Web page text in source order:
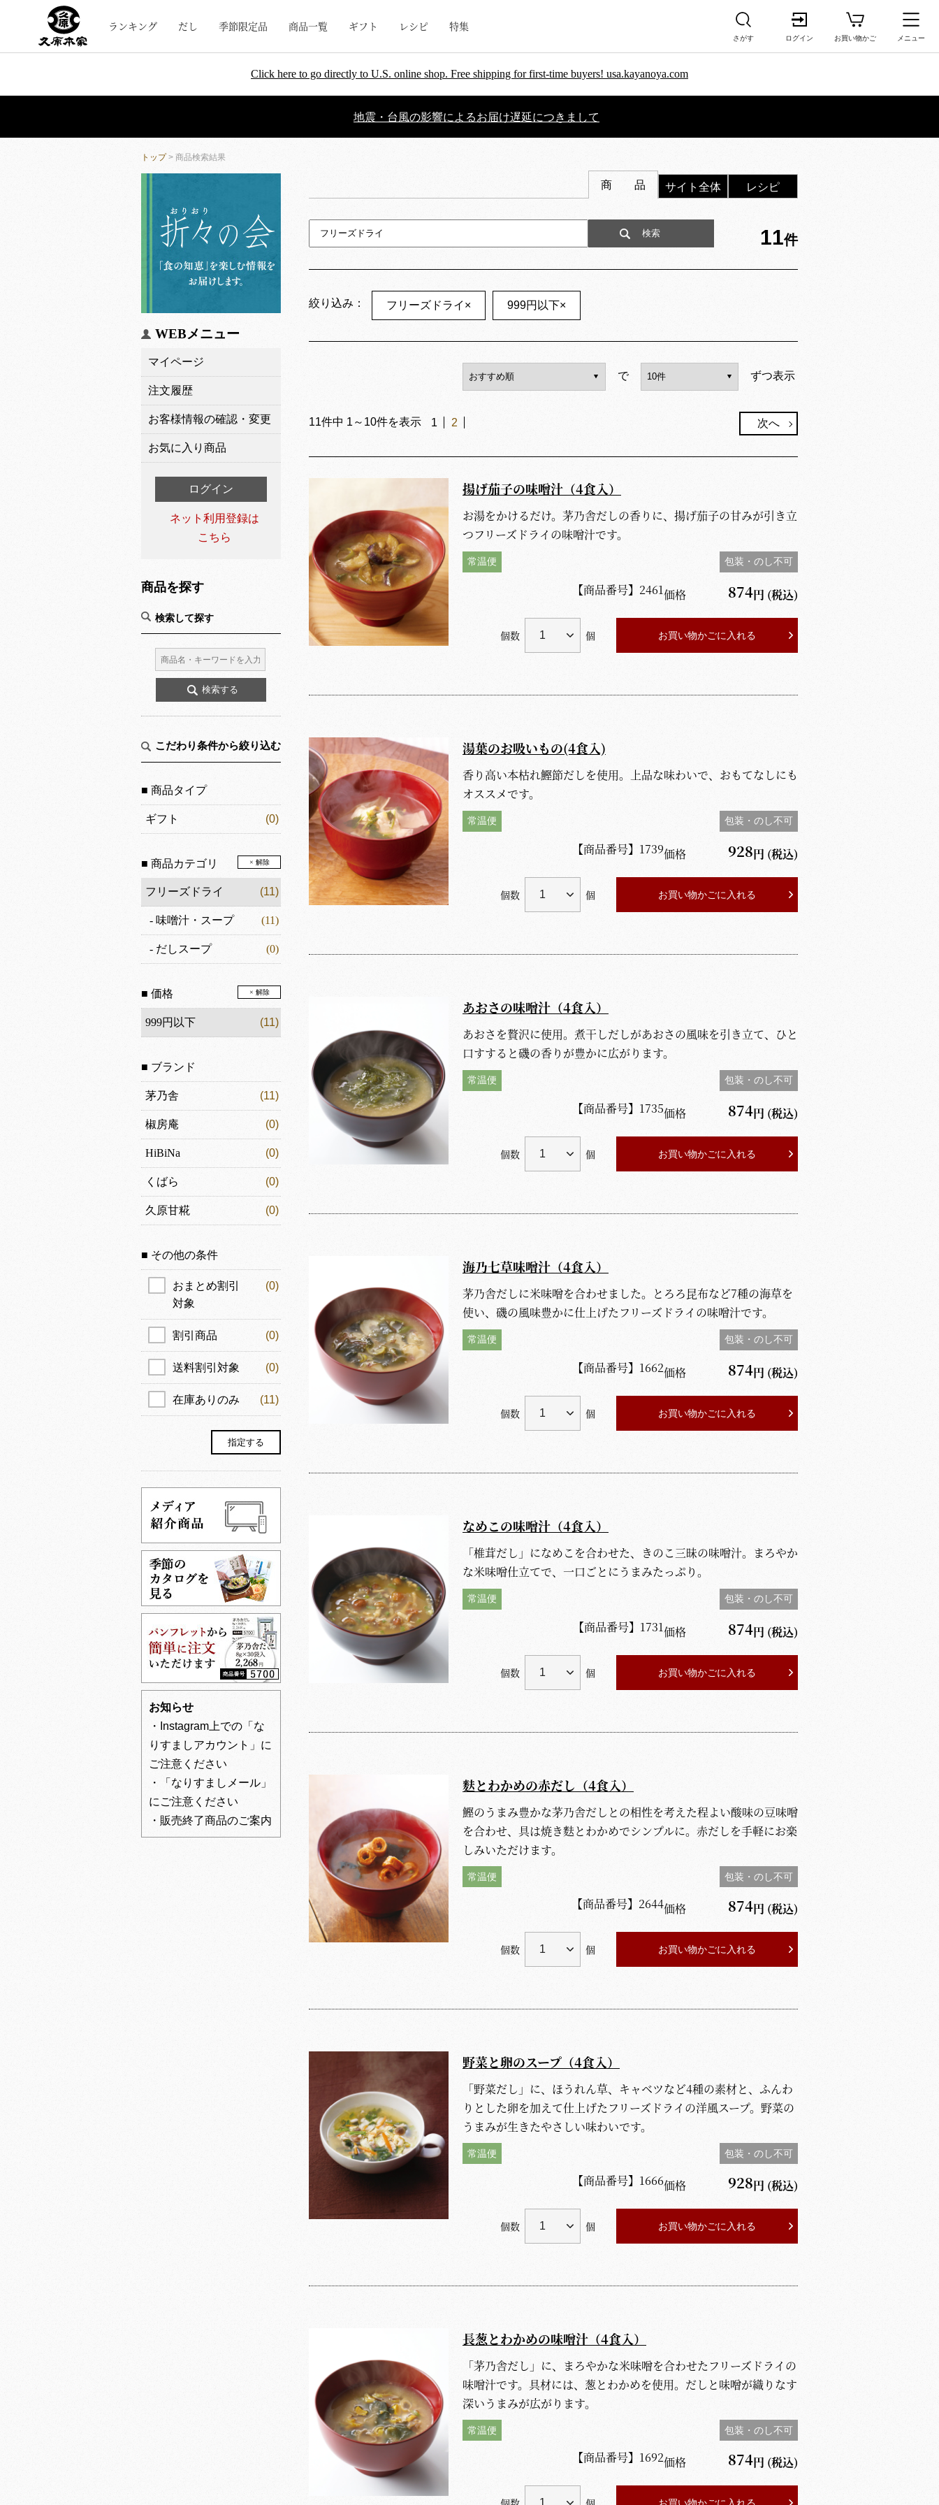
ランキング だし 季節限定品 商品一覧 ギフト レシピ 特集
さがす ログイン お買い物かご メニュー
Click here to go directly to U.S. online shop. Free shipping for first-time buyers! usa.kayanoya.com
地震・台風の影響によるお届け遅延につきまして
トップ> 商品検索結果
WEBメニュー
マイページ
注文履歴
お客様情報の確認・変更
お気に入り商品
ログイン
ネット利用登録は
こちら
商品を探す
検索して探す
こだわり条件から絞り込む
■ 商品タイプ
ギフト (0)
■ 商品カテゴリ × 解除
フリーズドライ (11)
- 味噌汁・スープ (11)
- だしスープ (0)
■ 価格 × 解除
999円以下 (11)
■ ブランド
茅乃舎 (11)
椒房庵 (0)
HiBiNa (0)
くばら (0)
久原甘糀 (0)
■ その他の条件
おまとめ割引
対象
(0)
割引商品 (0)
送料割引対象 (0)
在庫ありのみ (11)
お知らせ
・Instagram上での「な
りすましアカウント」に
ご注意ください
・「なりすましメール」
にご注意ください
・販売終了商品のご案内
商 品 サイト全体 レシピ
11件
絞り込み： フリーズドライ × 999円以下×
で ずつ表示
11件中 1 ～ 10件を表示 1 2 次へ
揚げ茄子の味噌汁（4食入）
お湯をかけるだけ。茅乃舎だしの香りに、揚げ茄子の甘みが引き立
つフリーズドライの味噌汁です。
常温便 包装・のし不可
【商品番号】 2461価格 874円 (税込)
個数 個 お買い物かごに入れる
湯葉のお吸いもの(4食入)
香り高い本枯れ鰹節だしを使用。上品な味わいで、おもてなしにも
オススメです。
常温便 包装・のし不可
【商品番号】 1739価格 928円 (税込)
個数 個 お買い物かごに入れる
あおさの味噌汁（4食入）
あおさを贅沢に使用。煮干しだしがあおさの風味を引き立て、ひと
口すすると磯の香りが豊かに広がります。
常温便 包装・のし不可
【商品番号】 1735価格 874円 (税込)
個数 個 お買い物かごに入れる
海乃七草味噌汁（4食入）
茅乃舎だしに米味噌を合わせました。とろろ昆布など7種の海草を
使い、磯の風味豊かに仕上げたフリーズドライの味噌汁です。
常温便 包装・のし不可
【商品番号】 1662価格 874円 (税込)
個数 個 お買い物かごに入れる
なめこの味噌汁（4食入）
「椎茸だし」になめこを合わせた、きのこ三昧の味噌汁。まろやか
な米味噌仕立てで、一口ごとにうまみたっぷり。
常温便 包装・のし不可
【商品番号】 1731価格 874円 (税込)
個数 個 お買い物かごに入れる
麩とわかめの赤だし（4食入）
鰹のうまみ豊かな茅乃舎だしとの相性を考えた程よい酸味の豆味噌
を合わせ、具は焼き麩とわかめでシンプルに。赤だしを手軽にお楽
しみいただけます。
常温便 包装・のし不可
【商品番号】 2644価格 874円 (税込)
個数 個 お買い物かごに入れる
野菜と卵のスープ（4食入）
「野菜だし」に、ほうれん草、キャベツなど4種の素材と、ふんわ
りとした卵を加えて仕上げたフリーズドライの洋風スープ。野菜の
うまみが生きたやさしい味わいです。
常温便 包装・のし不可
【商品番号】 1666価格 928円 (税込)
個数 個 お買い物かごに入れる
長葱とわかめの味噌汁（4食入）
「茅乃舎だし」に、まろやかな米味噌を合わせたフリーズドライの
味噌汁です。具材には、葱とわかめを使用。だしと味噌が織りなす
深いうまみが広がります。
常温便 包装・のし不可
【商品番号】 1692価格 874円 (税込)
お買い物かごに入れる